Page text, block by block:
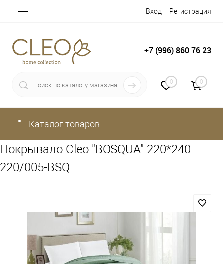
Вход Регистрация
+7 (996) 860 76 23
0 0
Каталог товаров
Покрывало Cleo "BOSQUA" 220*240
220/005-BSQ